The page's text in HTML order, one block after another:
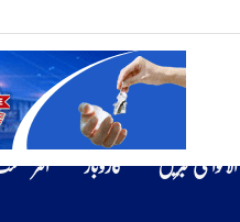
خبریں کاروبار